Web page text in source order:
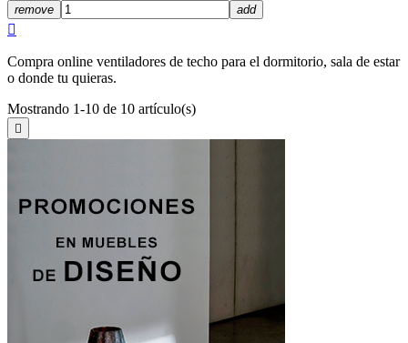
remove add

Compra online ventiladores de techo para el dormitorio, sala de estar
o donde tu quieras.
Mostrando 1-10 de 10 artículo(s)
